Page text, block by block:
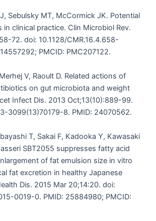
J, Sebulsky MT, McCormick JK. Potential
clinical practice. Clin Microbiol Rev.
72. doi: 10.1128/CMR.16.4.658-
PMCID: PMC207122.
V, Raoult D. Related actions of
on gut microbiota and weight
Infect Dis. 2013 Oct;13(10):889-99.
3099(13)70179-8. PMID: 24070562.
T, Sakai F, Kadooka Y, Kawasaki
SBT2055 suppresses fatty acid
of fat emulsion size in vitro
fat excretion in healthy Japanese
Dis. 2015 Mar 20;14:20. doi:
0019-0. PMID: 25884980; PMCID: